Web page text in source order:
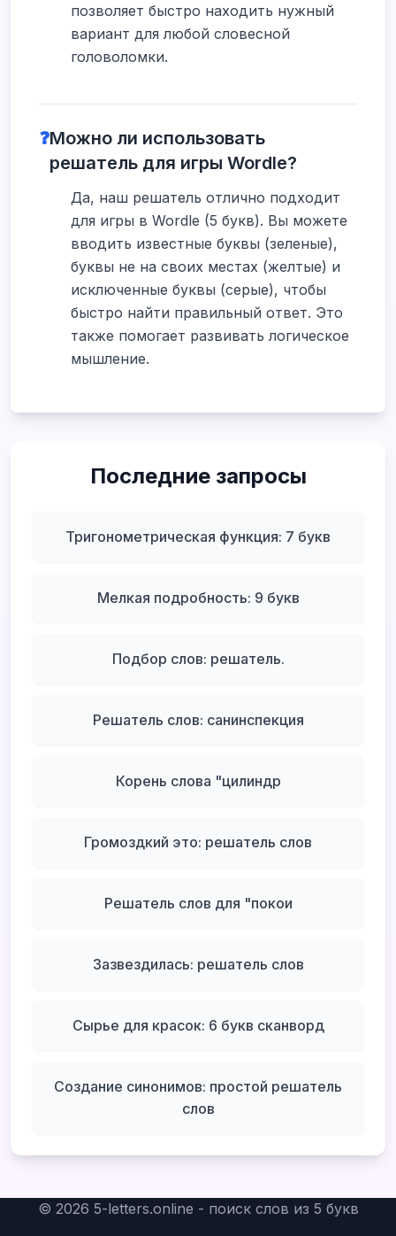
позволяет быстро находить нужный
вариант для любой словесной
головоломки.
❓Можно ли использовать
решатель для игры Wordle?
Да, наш решатель отлично подходит
для игры в Wordle (5 букв). Вы можете
вводить известные буквы (зеленые),
буквы не на своих местах (желтые) и
исключенные буквы (серые), чтобы
быстро найти правильный ответ. Это
также помогает развивать логическое
мышление.
Последние запросы
Тригонометрическая функция: 7 букв
Мелкая подробность: 9 букв
Подбор слов: решатель.
Решатель слов: санинспекция
Корень слова "цилиндр
Громоздкий это: решатель слов
Решатель слов для "покои
Зазвездилась: решатель слов
Сырье для красок: 6 букв сканворд
Создание синонимов: простой решатель
слов
© 2026 5-letters.online - поиск слов из 5 букв